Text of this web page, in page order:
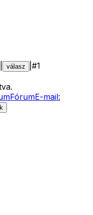
válasz #1
FórumE-mail: